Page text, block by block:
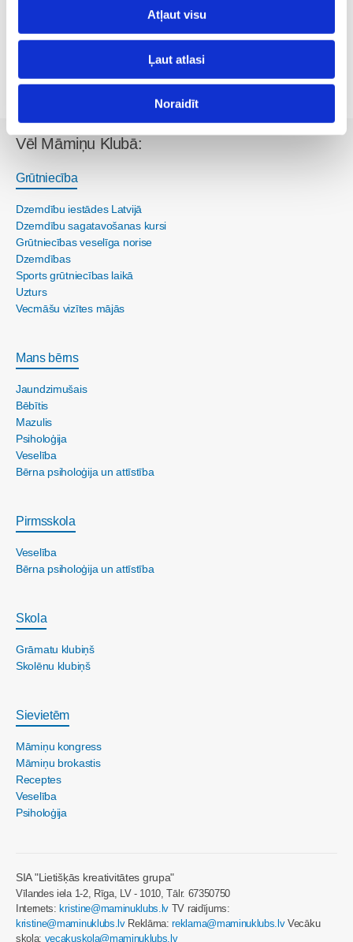
Atļaut visu
Ļaut atlasi
Noraidīt
Vēl Māmiņu Klubā:
Grūtniecība
Dzemdību iestādes Latvijā
Dzemdību sagatavošanas kursi
Grūtniecības veselīga norise
Dzemdības
Sports grūtniecības laikā
Uzturs
Vecmāšu vizītes mājās
Mans bērns
Jaundzimušais
Bēbītis
Mazulis
Psiholoģija
Veselība
Bērna psiholoģija un attīstība
Pirmsskola
Veselība
Bērna psiholoģija un attīstība
Skola
Grāmatu klubiņš
Skolēnu klubiņš
Sievietēm
Māmiņu kongress
Māmiņu brokastis
Receptes
Veselība
Psiholoģija
SIA "Lietišķās kreativitātes grupa"
Vīlandes iela 1-2, Rīga, LV - 1010, Tālr. 67350750
Internets: kristine@maminuklubs.lv TV raidījums:
kristine@maminuklubs.lvReklāma:reklama@maminuklubs.lvVecāku
skola: vecakuskola@maminuklubs.lv